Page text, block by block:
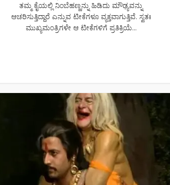
ತಮ್ಮ ಕೈಯಲ್ಲಿ ನಿಂಬೆಹಣ್ಣನ್ನು ಹಿಡಿದು ಮೌಢ್ಯವನ್ನು
ಆಚರಿಸುತ್ತಿದ್ದಾರೆ ಎನ್ನುವ ಟೀಕೆಗಳೂ ವ್ಯಕ್ತವಾಗುತ್ತಿವೆ. ಸ್ವತಃ
ಮುಖ್ಯಮಂತ್ರಿಗಳೇ ಆ ಟೀಕೆಗಳಿಗೆ ಪ್ರತಿಕ್ರಿಯೆ...